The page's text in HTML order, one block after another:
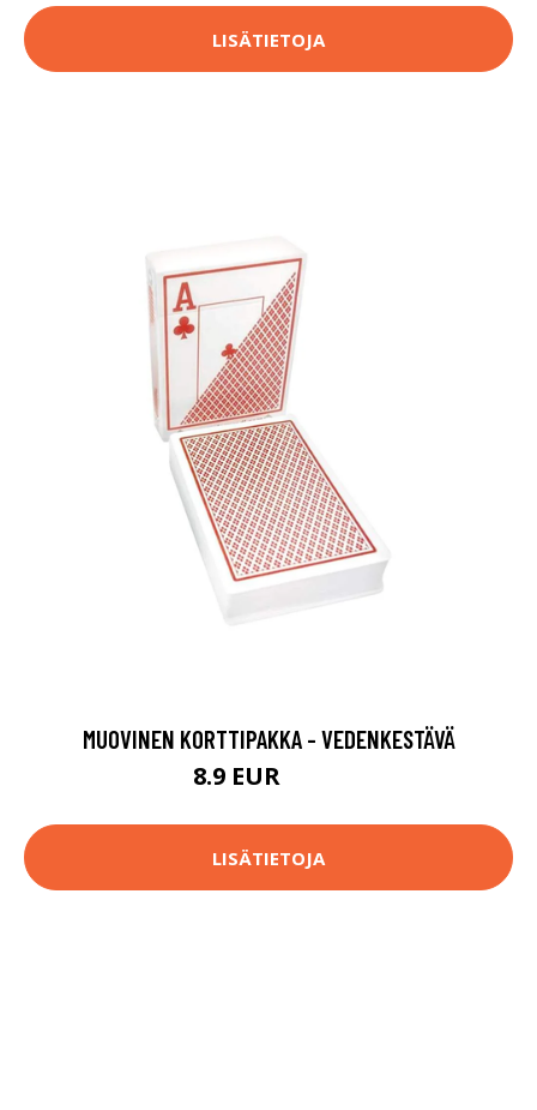
LISÄTIETOJA
MUOVINEN KORTTIPAKKA - VEDENKESTÄVÄ
8.9 EUR
LISÄTIETOJA